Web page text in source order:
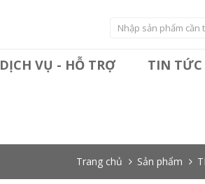
DỊCH VỤ - HỖ TRỢ TIN TỨC
Trang chủ Sản phẩm